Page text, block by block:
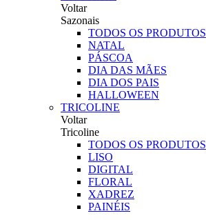
Voltar
Sazonais
TODOS OS PRODUTOS
NATAL
PÁSCOA
DIA DAS MÃES
DIA DOS PAIS
HALLOWEEN
TRICOLINE
Voltar
Tricoline
TODOS OS PRODUTOS
LISO
DIGITAL
FLORAL
XADREZ
PAINÉIS